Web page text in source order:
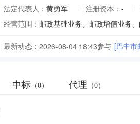
法定代表人： 黄勇军 注册资本： -
经营范围：
最新动态： 2026-08-04 18:43参与 [巴中
中标 （0） 代理 （0）